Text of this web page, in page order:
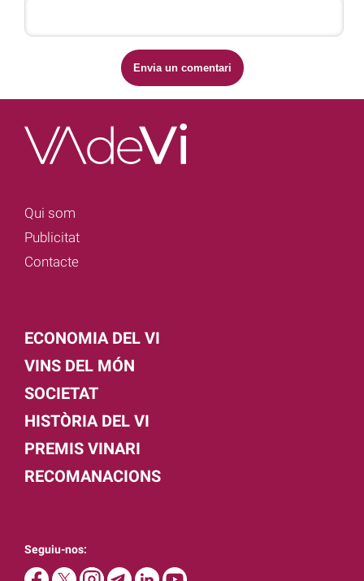
Qui som
Publicitat
Contacte
ECONOMIA DEL VI
VINS DEL MÓN
SOCIETAT
HISTÒRIA DEL VI
PREMIS VINARI
RECOMANACIONS
Seguiu-nos: